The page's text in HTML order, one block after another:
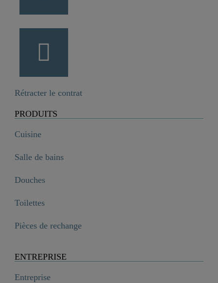
Rétracter le contrat
PRODUITS
Cuisine
Salle de bains
Douches
Toilettes
Pièces de rechange
ENTREPRISE
Entreprise